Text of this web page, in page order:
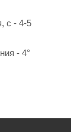
с - 4-5
- 4°